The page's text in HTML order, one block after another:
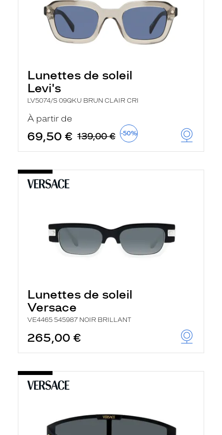
Lunettes de soleil
Levi's
LV5074/S 09QKU BRUN CLAIR CRI
À partir de
69,50 € 139,00 € -50%
Lunettes de soleil
Versace
VE4465 545987 NOIR BRILLANT
265,00 €